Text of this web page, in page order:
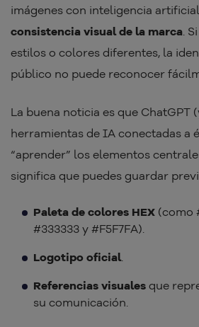
imágenes con inteligencia
consistencia visual de la marca.
estilos o colores diferentes, la
público no puede reconocer
La buena noticia es que ChatGPT
herramientas de IA conectadas a
“aprender” los elementos
significa que puedes guardar
Paleta de colores HEX (como
#333333 y #F5F7FA).
Logotipo oficial.
Referencias visuales que
su comunicación.